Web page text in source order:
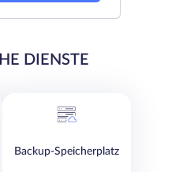
DIENSTE
Backup-Speicherplatz